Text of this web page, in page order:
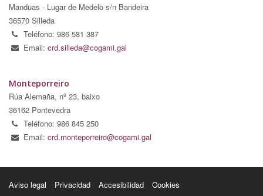
Manduas - Lugar de Medelo s/n Bandeira
36570 Silleda
Teléfono: 986 581 387
Email: crd.silleda@cogami.gal
Monteporreiro
Rúa Alemaña, nº 23, baixo
36162 Pontevedra
Teléfono: 986 845 250
Email: crd.monteporreiro@cogami.gal
Aviso legal Privacidad Accesibilidad Cookies